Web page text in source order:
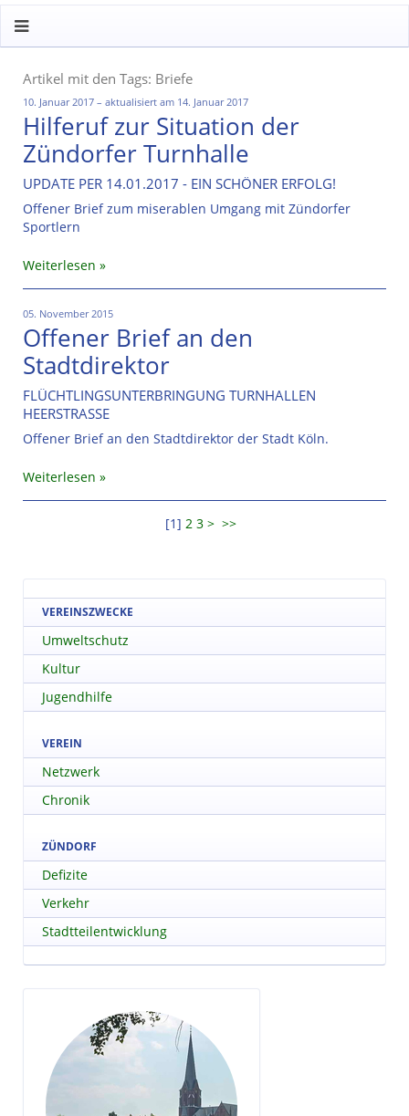
Artikel mit den Tags: Briefe
10. Januar 2017 – aktualisiert am 14. Januar 2017
Hilferuf zur Situation der
Zündorfer Turnhalle
UPDATE PER 14.01.2017 - EIN SCHÖNER ERFOLG!
Offener Brief zum miserablen Umgang mit Zündorfer
Sportlern
Weiterlesen
05. November 2015
Offener Brief an den
Stadtdirektor
FLÜCHTLINGSUNTERBRINGUNG TURNHALLEN
HEERSTRASSE
Offener Brief an den Stadtdirektor der Stadt Köln.
Weiterlesen
[1] 2 3 > >>
VEREINSZWECKE
Umweltschutz
Kultur
Jugendhilfe
VEREIN
Netzwerk
Chronik
ZÜNDORF
Defizite
Verkehr
Stadtteilentwicklung